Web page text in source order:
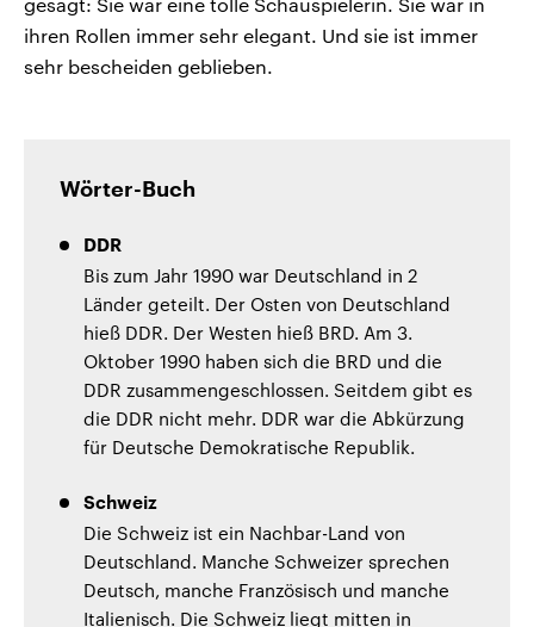
ihren Rollen immer sehr elegant. Und sie ist immer
sehr bescheiden geblieben.
Wörter-Buch
DDR
Bis zum Jahr 1990 war Deutschland in 2
Länder geteilt. Der Osten von Deutschland
hieß DDR. Der Westen hieß BRD. Am 3.
Oktober 1990 haben sich die BRD und die
DDR zusammengeschlossen. Seitdem gibt es
die DDR nicht mehr. DDR war die Abkürzung
für Deutsche Demokratische Republik.
Schweiz
Die Schweiz ist ein Nachbar-Land von
Deutschland. Manche Schweizer sprechen
Deutsch, manche Französisch und manche
Italienisch. Die Schweiz liegt mitten in